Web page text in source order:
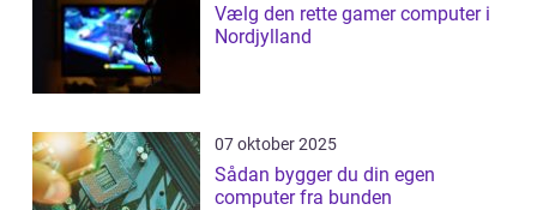
Vælg den rette gamer computer i
Nordjylland
07 oktober 2025
Sådan bygger du din egen
computer fra bunden